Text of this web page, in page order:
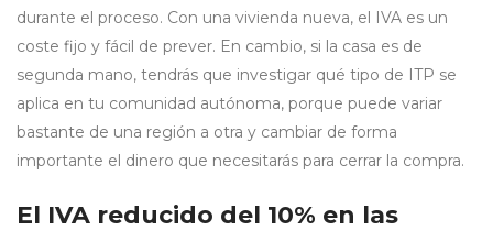
durante el proceso. Con una vivienda nueva, el IVA es un
coste fijo y fácil de prever. En cambio, si la casa es de
segunda mano, tendrás que investigar qué tipo de ITP se
aplica en tu comunidad autónoma, porque puede variar
bastante de una región a otra y cambiar de forma
importante el dinero que necesitarás para cerrar la compra.
El IVA reducido del 10% en las